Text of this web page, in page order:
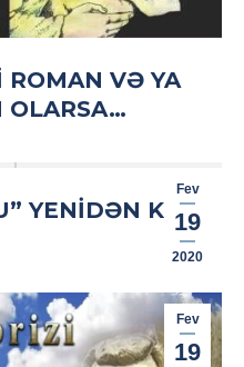
ROMAN VƏ YA
OLARSA…
Fev
19
2020
YENIDƏN KINO
Fev
19